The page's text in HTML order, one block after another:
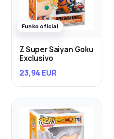
Funko oficial
Z Super Saiyan Goku
Exclusivo
23,94 EUR